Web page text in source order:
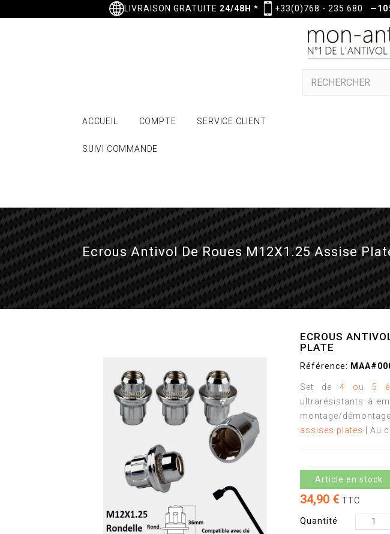
LIVRAISON GRATUITE 24/48H * +33(0)768 - 235 680
ACCUEIL COMPTE SERVICE CLIENT
SUIVI COMMANDE
Ecrous Antivol De Roues M12X1.25 Assise
ECROUS
PLATE
Référence:
Set de4 ou 5
ultrarésistants à
montage/
assises plates
| Au
Article en stock
34,90 € TTC
Quantité